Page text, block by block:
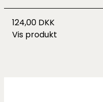
124,00 DKK
Vis produkt